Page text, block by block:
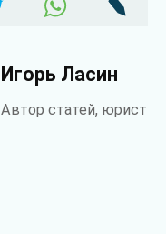
Игорь Ласин
Автор статей, юрист